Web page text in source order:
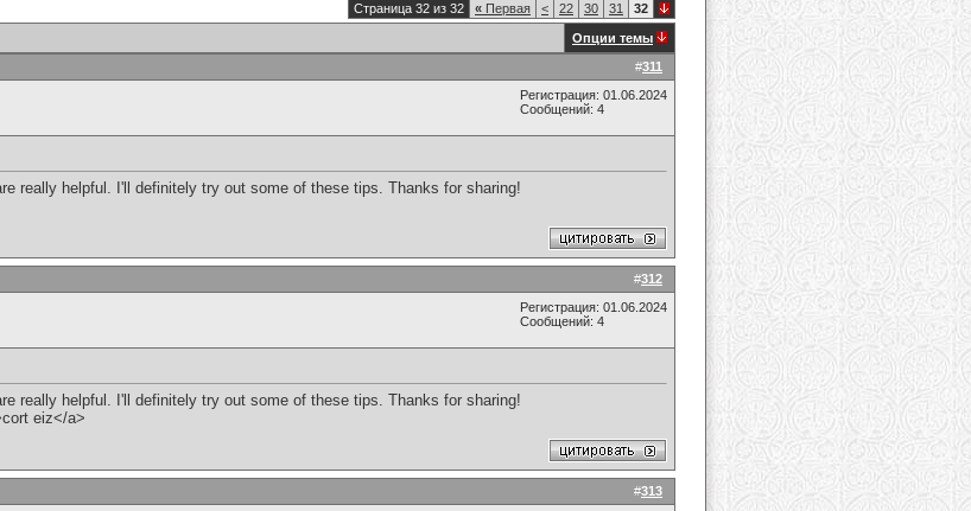
Страница 32 из 32 « Первая < 22 30 31 32
Опции темы
#311
Регистрация: 01.06.2024
Сообщений: 4
really helpful. I'll definitely try out some of these tips. Thanks for sharing!
#312
Регистрация: 01.06.2024
Сообщений: 4
really helpful. I'll definitely try out some of these tips. Thanks for sharing!
eiz</a>
#313